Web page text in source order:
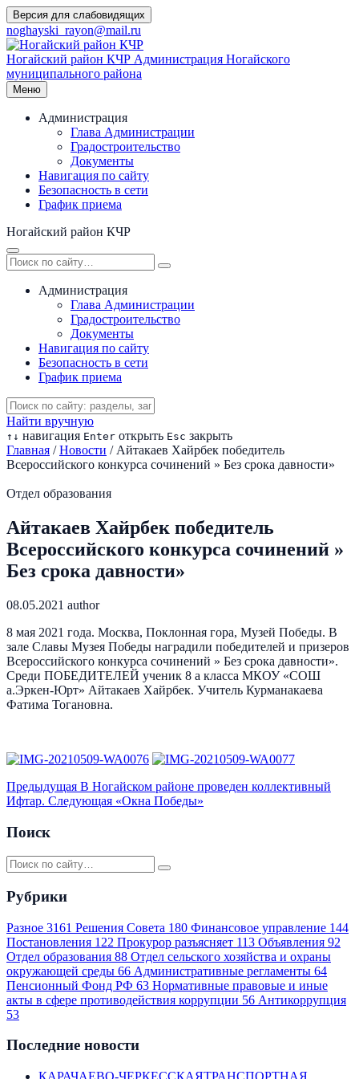
Перейти
к
содержимому
Версия для слабовидящих
noghayski_rayon@mail.ru
Ногайский район КЧР Администрация Ногайского
муниципального района
Меню
Администрация
Глава Администрации
Градостроительство
Документы
Навигация по сайту
Безопасность в сети
График приема
Ногайский район КЧР
Администрация
Глава Администрации
Градостроительство
Документы
Навигация по сайту
Безопасность в сети
График приема
Найти вручную
↑ ↓ навигация Enter открыть Esc закрыть
Главная / Новости / Айтакаев Хайрбек победитель
Всероссийского конкурса сочинений » Без срока давности»
Отдел образования
Айтакаев Хайрбек победитель
Всероссийского конкурса сочинений »
Без срока давности»
08.05.2021 author
8 мая 2021 года. Москва, Поклонная гора, Музей Победы. В
зале Славы Музея Победы наградили победителей и призеров
Всероссийского конкурса сочинений » Без срока давности».
Среди ПОБЕДИТЕЛЕЙ ученик 8 а класса МКОУ «СОШ
а.Эркен-Юрт» Айтакаев Хайрбек. Учитель Курманакаева
Фатима Тогановна.
Предыдущая В Ногайском районе проведен коллективный
Ифтар. Следующая «Окна Победы»
Поиск
Рубрики
Разное 3161 Решения Совета 180 Финансовое управление 144
Постановления 122 Прокурор разъясняет 113 Объявления 92
Отдел образования 88 Отдел сельского хозяйства и охраны
окружающей среды 66 Административные регламенты 64
Пенсионный Фонд РФ 63 Нормативные правовые и иные
акты в сфере противодействия коррупции 56 Антикоррупция
53
Последние новости